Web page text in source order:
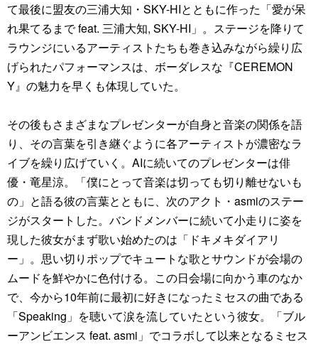
て最後に盟友の三浦大知・SKY-HIとともに作った「愛が呆
れ果てるまで feat. 三浦大知, SKY-HI」。ステージを降りて
ラウンジにいるアーティストたちも巻き込みながら繰り広
げられたパフォーマンスは、ボーダレスな『CEREMON
Y』の魅力を早くも体現していた。
その後もさまざまなプレゼンターが自身と音楽の関係を語
り、その言葉を引き継ぐように各アーティストが濃密なラ
イブを繰り広げていく。AIに続いてのプレゼンターは俳
優・竜星涼。「僕にとって音楽は切っても切り離せないも
の」と語る彼の言葉とともに、次のアクト・asmiのステー
ジがスタートした。バンドメンバーに続いて小走りに姿を
現した彼女がまず歌い始めたのは「ドキメキダイアリ
ー」。思い切りポップでキュートな歌とサウンドが会場の
ムードを鮮やかに色付ける。この日会場に向かう車のなか
で、今から10年前に最初に好きになったミセスの曲である
「Speaking」を聴いて涙を流していたという彼女。「ブル
ーアンビエンス feat. asmi」でコラボして以来となるミセス